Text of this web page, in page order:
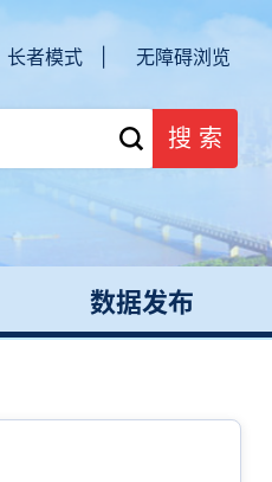
长者模式 | 无障碍浏览
搜 索
数据发布